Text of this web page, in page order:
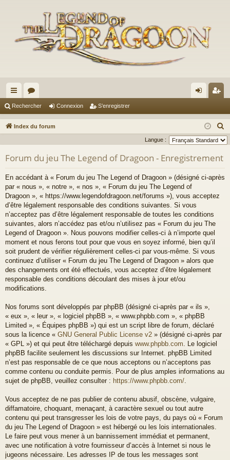
cc
ès
de
or
u ne
xi
nr
eg
re
Rechercher Connexion S’enregistrer
Index du forum
e
Langue :
Forum du jeu The Legend of Dragoon - Enregistrement
En accédant à « Forum du jeu The Legend of Dragoon » (désigné ci-après
par « nous », « notre », « nos », « Forum du jeu The Legend of
Dragoon », « https://www.legendofdragoon.net/forums »), vous acceptez
d’être légalement responsable des conditions suivantes. Si vous
n’acceptez pas d’être légalement responsable de toutes les conditions
suivantes, alors n’accédez pas et/ou n’utilisez pas « Forum du jeu The
Legend of Dragoon ». Nous pouvons modifier celles-ci à n’importe quel
moment et nous ferons tout pour que vous en soyez informé, bien qu’il
soit prudent de vérifier régulièrement celles-ci par vous-même. Si vous
continuez d’utiliser « Forum du jeu The Legend of Dragoon » alors que
des changements ont été effectués, vous acceptez d’être légalement
responsable des conditions découlant des mises à jour et/ou
modifications.
Nos forums sont développés par phpBB (désigné ci-après par « ils »,
« eux », « leur », « logiciel phpBB », « www.phpbb.com », « phpBB
Limited », « Équipes phpBB ») qui est un script libre de forum, déclaré
sous la licence « GNU General Public License v2 » (désigné ci-après par
« GPL ») et qui peut être téléchargé depuis www.phpbb.com . Le logiciel
phpBB facilite seulement les discussions sur Internet. phpBB Limited
n’est pas responsable de ce que nous acceptons ou n’acceptons pas
comme contenu ou conduite permis. Pour de plus amples informations au
sujet de phpBB, veuillez consulter : https://www.phpbb.com/
Vous acceptez de ne pas publier de contenu abusif, obscène, vulgaire,
diffamatoire, choquant, menaçant, à caractère sexuel ou tout autre
contenu qui peut transgresser les lois de votre pays, du pays où « Forum
du jeu The Legend of Dragoon » est hébergé ou les lois internationales.
Le faire peut vous mener à un bannissement immédiat et permanent,
avec une notification à votre fournisseur d’accès à Internet si nous le
jugeons nécessaire. Les adresses IP de tous les messages sont